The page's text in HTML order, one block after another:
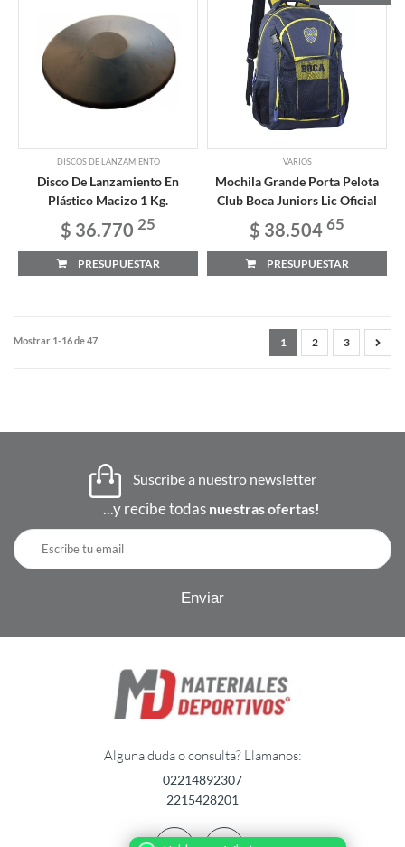
DISCOS DE LANZAMIENTO
Disco De Lanzamiento En
Plástico Macizo 1 Kg.
$ 36.770 25
PRESUPUESTAR
VARIOS
Mochila Grande Porta Pelota
Club Boca Juniors Lic Oficial
$ 38.504 65
PRESUPUESTAR
Mostrar 1-16 de 47 1 2 3
Suscribe a nuestro newsletter
...y recibe todas nuestras ofertas!
Alguna duda o consulta? Llamanos:
02214892307
2215428201